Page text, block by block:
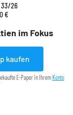
im Fokus
33/26
€
kaufen
E-Paper in Ihrem Konto